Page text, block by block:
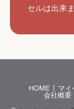
セルは出来
HOME マイ
会社概要